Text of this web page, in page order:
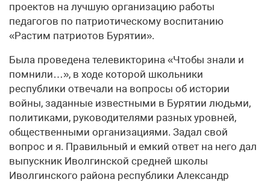
проектов на лучшую организацию работы
педагогов по патриотическому воспитанию
«Растим патриотов Бурятии».
Была проведена телевикторина «Чтобы знали и
помнили…», в ходе которой школьники
республики отвечали на вопросы об истории
войны, заданные известными в Бурятии людьми,
политиками, руководителями разных уровней,
общественными организациями. Задал свой
вопрос и я. Правильный и емкий ответ на него дал
выпускник Иволгинской средней школы
Иволгинского района республики Александр